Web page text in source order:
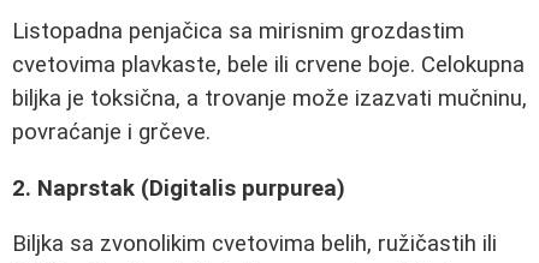
Listopadna penjačica sa mirisnim grozdastim
cvetovima plavkaste, bele ili crvene boje. Celokupna
biljka je toksična, a trovanje može izazvati mučninu,
povraćanje i grčeve.
2. Naprstak (Digitalis purpurea)
Biljka sa zvonolikim cvetovima belih, ružičastih ili